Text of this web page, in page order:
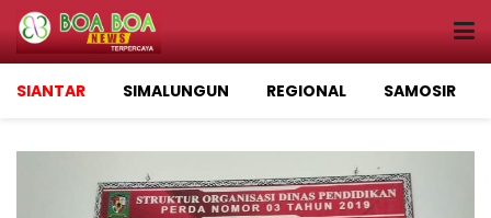
SIANTAR SIMALUNGUN REGIONAL SAMOSIR